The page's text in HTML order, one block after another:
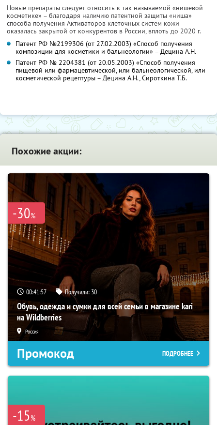
Новые препараты следует относить к так называемой «нишевой
косметике» – благодаря наличию патентной защиты «ниша»
способа получения Активаторов клеточных систем кожи
оказалась закрытой от конкурентов в России, вплоть до 2020 г.
Патент РФ №2199306 (от 27.02.2003) «Способ получения
композиции для косметики и бальнеологии» – Децина А.Н.
Патент РФ № 2204381 (от 20.05.2003) «Способ получения
пищевой или фармацевтической, или бальнеологической, или
косметической рецептуры – Децина А.Н., Сироткина Т.Б.
Похожие акции:
-30%
00:41:56 Получили: 30
Обувь, одежда и сумки для всей семьи в магазине kari
на Wildberries
Россия
Промокод ПОДРОБНЕЕ
-15%